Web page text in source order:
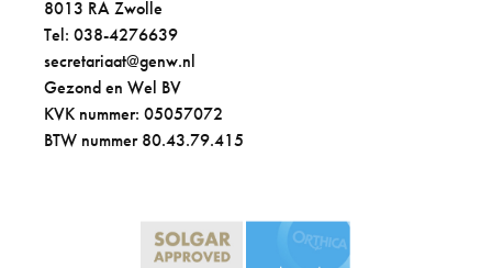
8013 RA Zwolle
Tel: 038-4276639
secretariaat@genw.nl
Gezond en Wel BV
KVK nummer: 05057072
BTW nummer 80.43.79.415